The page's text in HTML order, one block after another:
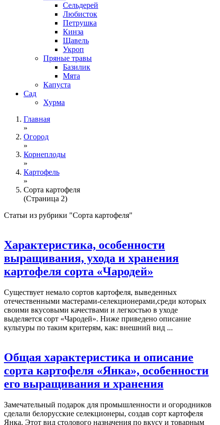
Сельдерей
Любисток
Петрушка
Кинза
Щавель
Укроп
Пряные травы
Базилик
Мята
Капуста
Сад
Хурма
Главная
»
Огород
»
Корнеплоды
»
Картофель
»
Сорта картофеля
(Страница 2)
Статьи из рубрики "Сорта картофеля"
Характеристика, особенности
выращивания, ухода и хранения
картофеля сорта «Чародей»
Существует немало сортов картофеля, выведенных
отечественными мастерами-селекционерами,среди которых
своими вкусовыми качествами и легкостью в уходе
выделяется сорт «Чародей». Ниже приведено описание
культуры по таким критерям, как: внешний вид ...
Общая характеристика и описание
сорта картофеля «Янка», особенности
его выращивания и хранения
Замечательный подарок для промышленности и огородников
сделали белорусские селекционеры, создав сорт картофеля
Янка. Этот вид столового назначения по вкусу и товарным